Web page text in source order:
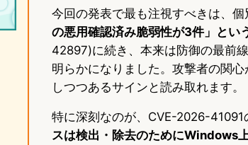
今回の発表で最も注視すべきは、
の悪用確認済み脆弱性が3件」とい
42897)に続き、本来は防御の最前
明らかになりました。攻撃者の関
しつつあるサインと読み取れます。
特に深刻なのが、CVE-2026-41091
スは検出・除去のためにWindows